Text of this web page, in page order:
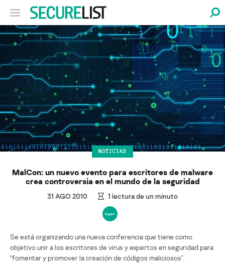
NOTICIAS
MalCon: un nuevo evento para escritores de malware
crea controversia en el mundo de la seguridad
31 AGO 2010 1 lectura de un minuto
Se está organizando una nueva conferencia que tiene como
objetivo unir a los escritores de virus y expertos en seguridad para
“fomentar y promover la creación de códigos maliciosos”.